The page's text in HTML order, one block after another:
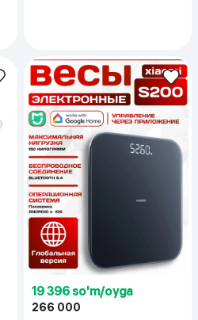
19 396 so'm/oyga
266 000